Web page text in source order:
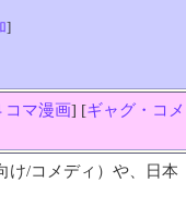
]
コマ漫画] [ギャグ・コメ
け/コメディ）や、日本